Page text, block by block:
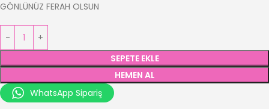
GÖNLÜNÜZ FERAH OLSUN
SEPETE EKLE
HEMEN AL
WhatsApp Sipariş